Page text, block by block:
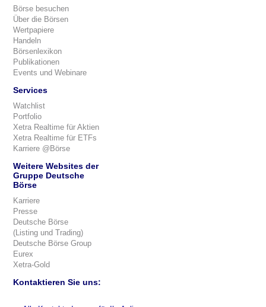
Börse besuchen
Über die Börsen
Wertpapiere
Handeln
Börsenlexikon
Publikationen
Events und Webinare
Services
Watchlist
Portfolio
Xetra Realtime für Aktien
Xetra Realtime für ETFs
Karriere @Börse
Weitere Websites der
Gruppe Deutsche
Börse
Karriere
Presse
Deutsche Börse
(Listing und Trading)
Deutsche Börse Group
Eurex
Xetra-Gold
Kontaktieren Sie uns: